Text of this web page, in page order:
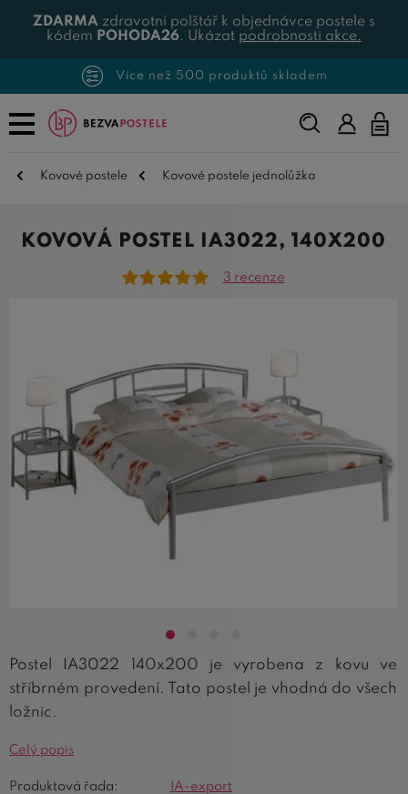
ZDARMA zdravotní polštář k objednávce postele s
kódem POHODA26. Ukázat podrobnosti akce.
Více než 500 produktů skladem
Napište,
co
Kovové postele Kovové postele jednolůžka
KOVOVÁ POSTEL IA3022, 140X200
3 recenze
Postel IA3022 140x200 je vyrobena z kovu ve
stříbrném provedení. Tato postel je vhodná do všech
ložnic.
Celý popis
Produktová řada:
IA-export